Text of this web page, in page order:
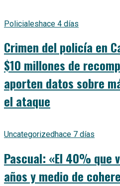
Policialeshace 4 días
Crimen del policía en
$10 millones de
aporten datos sobre
el ataque
Uncategorized hace 7 días
Pascual: «El 40% que
años y medio de